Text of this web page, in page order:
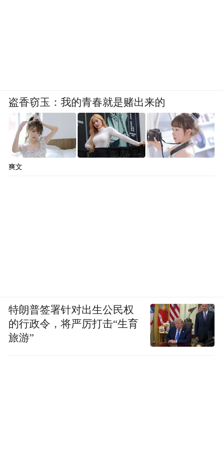
盗香窃玉：我的青春就是赌出来的
爽文
特朗普签署针对出生公民权
的行政令，将严厉打击“生育
旅游”